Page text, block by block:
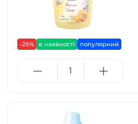
-25% в наявності популярний